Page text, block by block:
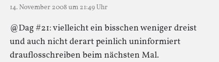
14. November 2008 um 21:49 Uhr
@Dag #21: vielleicht ein bisschen weniger dreist
und auch nicht derart peinlich uninformiert
drauflosschreiben beim nächsten Mal.